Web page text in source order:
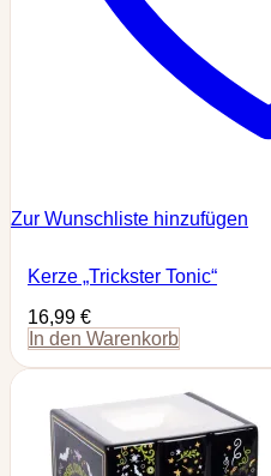
Zur Wunschliste hinzufügen
Kerze „Trickster Tonic“
16,99 €
In den Warenkorb